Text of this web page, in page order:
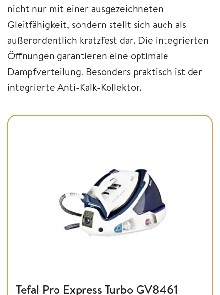
nicht nur mit einer ausgezeichneten
Gleitfähigkeit, sondern stellt sich auch als
außerordentlich kratzfest dar. Die integrierten
Öffnungen garantieren eine optimale
Dampfverteilung. Besonders praktisch ist der
integrierte Anti-Kalk-Kollektor.
Tefal Pro Express Turbo GV8461